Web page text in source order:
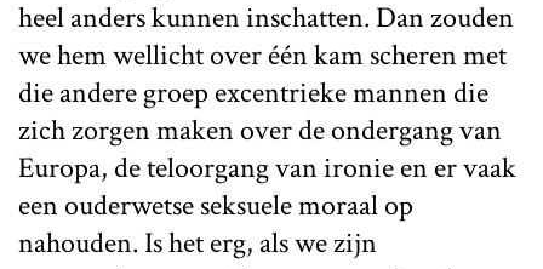
heel anders kunnen inschatten. Dan zouden
we hem wellicht over één kam scheren met
die andere groep excentrieke mannen die
zich zorgen maken over de ondergang van
Europa, de teloorgang van ironie en er vaak
een ouderwetse seksuele moraal op
nahouden. Is het erg, als we zijn